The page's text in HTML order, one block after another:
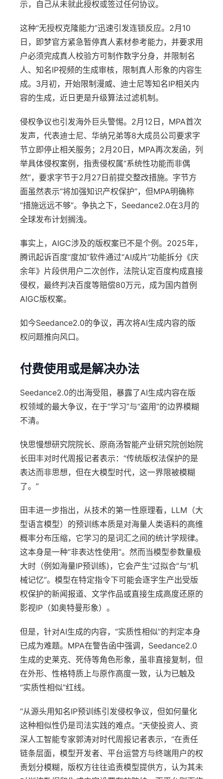
示，自己从未就此授权或签过任何协议。
这种“无授权克隆能力”迅速引发连锁反应。2月10
日，即梦官方紧急暂停真人素材参考能力，并要求用
户必须完成真人校验方可制作数字分身，并限制名
人、知名IP视频的生成审核，限制真人形象的内容生
成。3月初，开始限制漫威、迪士尼等知名IP相关内
容的生成，近日更是升级算法过滤机制。
侵权争议也引发海外巨头警惕。2月12日，MPA首次
发声，代表迪士尼、华纳兄弟等8大成员公司要求字
节立即停止相关服务；2月20日，MPA再次发函，列
举具体侵权案例，指责侵权属“系统性功能而非偶
然”，要求字节于2月27日前提交整改措施。字节方
面虽然表示“将加强知识产权保护”，但MPA明确称
“措施远远不够”。争执之下，Seedance2.0在3月的
全球发布计划搁浅。
事实上，AIGC涉及的版权案已不是个例。2025年，
腾讯起诉百度“度加”软件通过“AI成片”功能拆分《庆
余年》片段供用户二次创作，法院认定百度构成直接
侵权，最终判决百度等赔偿80万元，成为国内首例
AIGC版权案。
如今Seedance2.0的争议，再次将AI生成内容的版
权问题推向风口。
付费使用或是解决办法
Seedance2.0的出海受阻，暴露了AI生成内容在版
权领域的最大争议，在于“学习”与“盗用”的边界模糊
不清。
快思慢想研究院院长、原商汤智能产业研究院创始院
长田丰对时代周报记者表示：“传统版权法保护的是
表达而非思想，但在大模型时代，这一界限被模糊
了。”
田丰进一步指出，从技术的第一性原理看，LLM（大
型语言模型）的预训练本质是对海量人类语料的高维
概率分布压缩，它学习的是词汇之间的统计学规律。
这本身是一种“非表达性使用”。然而当模型参数量极
大时（例如海量IP预训练)，它会产生“过拟合”与“机
械记忆”。模型在特定指令下可能会逐字生产出受版
权保护的新闻报道、文学作品或直接生成高度还原的
影视IP（如奥特曼形象）。
但是，针对AI生成的内容，“实质性相似”的判定本身
已成为难题。MPA在警告函中强调，Seedance2.0
生成的史莱克、死侍等角色形象，虽非直接复制，但
在外形、性格特质上与原作高度一致，认为已触及
“实质性相似”红线。
“从源头用知名IP预训练引发侵权争议，但如何量化
这种相似性仍是司法实践的难点。”天使投资人、资
深人工智能专家郭涛对时代周报记者表示，“在责任
链条层面，模型开发者、平台运营方与终端用户的权
责划分模糊，版权方往往追责模型提供方，认为其未